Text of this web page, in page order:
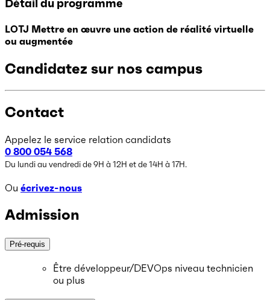
Détail du programme
LOTJ Mettre en œuvre une action de réalité virtuelle
ou augmentée
Candidatez sur nos campus
Contact
Appelez le service relation candidats
0 800 054 568
Du lundi au vendredi de 9H à 12H et de 14H à 17H.
Ou écrivez-nous
Admission
Pré-requis
Être développeur/DEVOps niveau technicien
ou plus